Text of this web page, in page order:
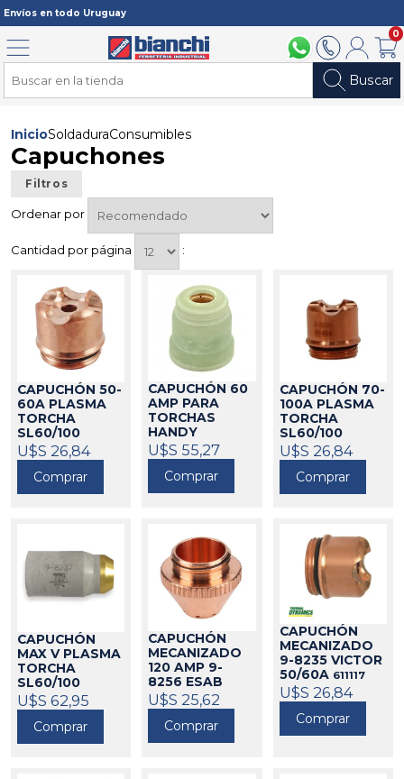
Envíos en todo Uruguay
094 211 1122902 2902Mi cuenta
0
Buscar
Menú
InicioSoldaduraConsumibles
Capuchones
Filtros
Ordenar por
Cantidad por página :
CAPUCHÓN 50-
60A PLASMA
TORCHA
SL60/100
VICTOR 9-8235
730820 ESAB
611111
U$S 26,84
Comprar
CAPUCHÓN 60
AMP PARA
TORCHAS
HANDY
PLASMA
740165 ESAB
611205
U$S 55,27
Comprar
CAPUCHÓN 70-
100A PLASMA
TORCHA
SL60/100
VICTOR 730831
ESAB611112
U$S 26,84
Comprar
CAPUCHÓN
MAX V PLASMA
TORCHA
SL60/100
VICTOR 9-8237
730809 ESAB
611109
U$S 62,95
Comprar
CAPUCHÓN
MECANIZADO
120 AMP 9-
8256 ESAB
611129
U$S 25,62
Comprar
CAPUCHÓN
MECANIZADO
9-8235 VICTOR
50/60A 611117
U$S 26,84
Comprar